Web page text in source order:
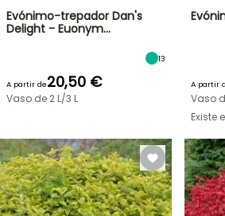
Evónimo-trepador Dan's
Delight - Euonym…
13
A partir de20,50 €
Vaso de 2 L/3 L
A partir
Vaso
Existe